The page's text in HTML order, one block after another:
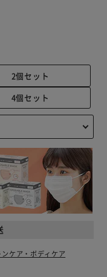
2個セット
4個セット
ンケア・ボディケア